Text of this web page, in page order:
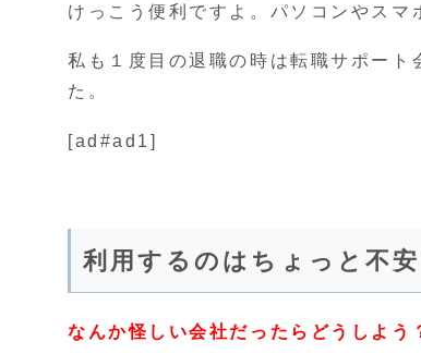
けっこう便利ですよ。パソコンやスマ
私も１度目の退職の時は転職サポー
た。
[ad#ad1]
利用するのはちょっと不安
なんか怪しい会社だったらどうしよう